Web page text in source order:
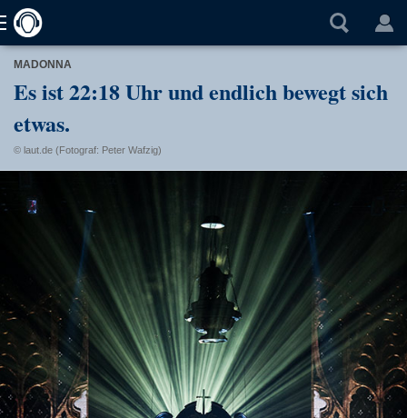
MADONNA
Es ist 22:18 Uhr und endlich bewegt sich
etwas.
© laut.de (Fotograf: Peter Wafzig)